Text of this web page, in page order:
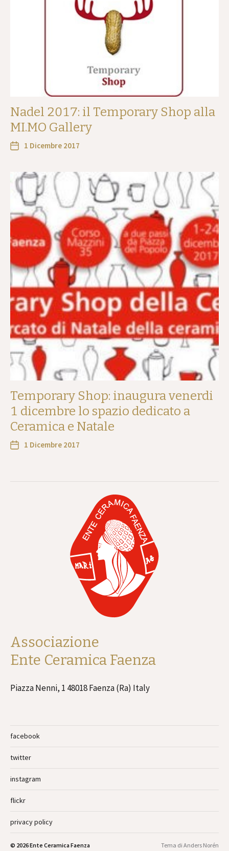
Nadel 2017: il Temporary Shop alla
MI.MO Gallery
1 Dicembre 2017
Temporary Shop: inaugura venerdi
1 dicembre lo spazio dedicato a
Ceramica e Natale
1 Dicembre 2017
Associazione
Ente Ceramica Faenza
Piazza Nenni, 1 48018 Faenza (Ra) Italy
facebook
twitter
instagram
flickr
privacy policy
© 2026Ente Ceramica Faenza Tema di Anders Norén